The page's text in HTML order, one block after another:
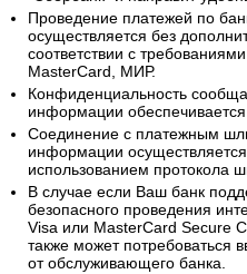
Проведение платежей по
осуществляется без
соответствии с
MasterCard, МИР.
Конфиденциальность
информации
Соединение с платежным
информации
использованием протокола
В случае если Ваш банк
безопасного проведения
Visa или MasterCard Secure
также может потребоваться
от обслуживающего банка.